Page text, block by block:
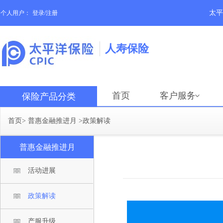
个人用户： 登录/注册 太
人寿保险
保险产品分类 首页 客户服务
首页> 普惠金融推进月 >政策解读
普惠金融推进月
活动进展
政策解读
产服升级